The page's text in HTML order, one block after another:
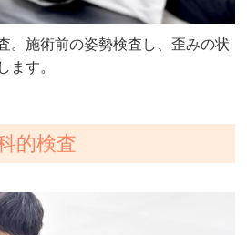
。施術前の姿勢検査し、歪みの状
ます。
的検査